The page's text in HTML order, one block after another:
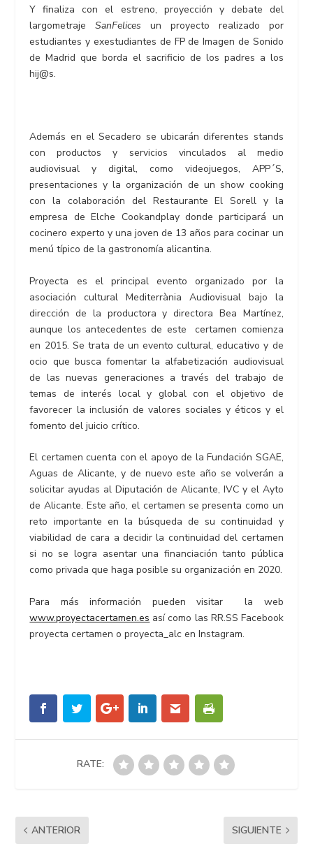
Y finaliza con el estreno, proyección y debate del
largometrajeSanFelicesun proyecto realizado por
estudiantes y exestudiantes de FP de Imagen de Sonido
de Madrid que borda el sacrificio de los padres a los
hij@s.
Además en el Secadero se ubicarán diferentes stands
con productos y servicios vinculados al medio
audiovisual y digital, como videojuegos, APP´S,
presentaciones y la organización de un show cooking
con la colaboración del Restaurante El Sorell y la
empresa de Elche Cookandplay donde participará un
cocinero experto y una joven de 13 años para cocinar un
menú típico de la gastronomía alicantina.
Proyecta es el principal evento organizado por la
asociación cultural Mediterrània Audiovisual bajo la
dirección de la productora y directora Bea Martínez,
aunque los antecedentes de este certamen comienza
en 2015. Se trata de un evento cultural, educativo y de
ocio que busca fomentar la alfabetización audiovisual
de las nuevas generaciones a través del trabajo de
temas de interés local y global con el objetivo de
favorecer la inclusión de valores sociales y éticos y el
fomento del juicio crítico.
El certamen cuenta con el apoyo de la Fundación SGAE,
Aguas de Alicante, y de nuevo este año se volverán a
solicitar ayudas al Diputación de Alicante, IVC y el Ayto
de Alicante. Este año, el certamen se presenta como un
reto importante en la búsqueda de su continuidad y
viabilidad de cara a decidir la continuidad del certamen
si no se logra asentar una financiación tanto pública
como privada que haga posible su organización en 2020.
Para más información pueden visitar la web
www.proyectacertamen.es así como las RR.SS Facebook
proyecta certamen o proyecta_alc en Instagram.
RATE:
ANTERIOR SIGUIENTE